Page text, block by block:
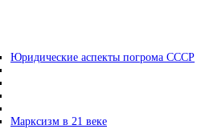
Юридические аспекты погрома СССР
Марксизм в 21 веке